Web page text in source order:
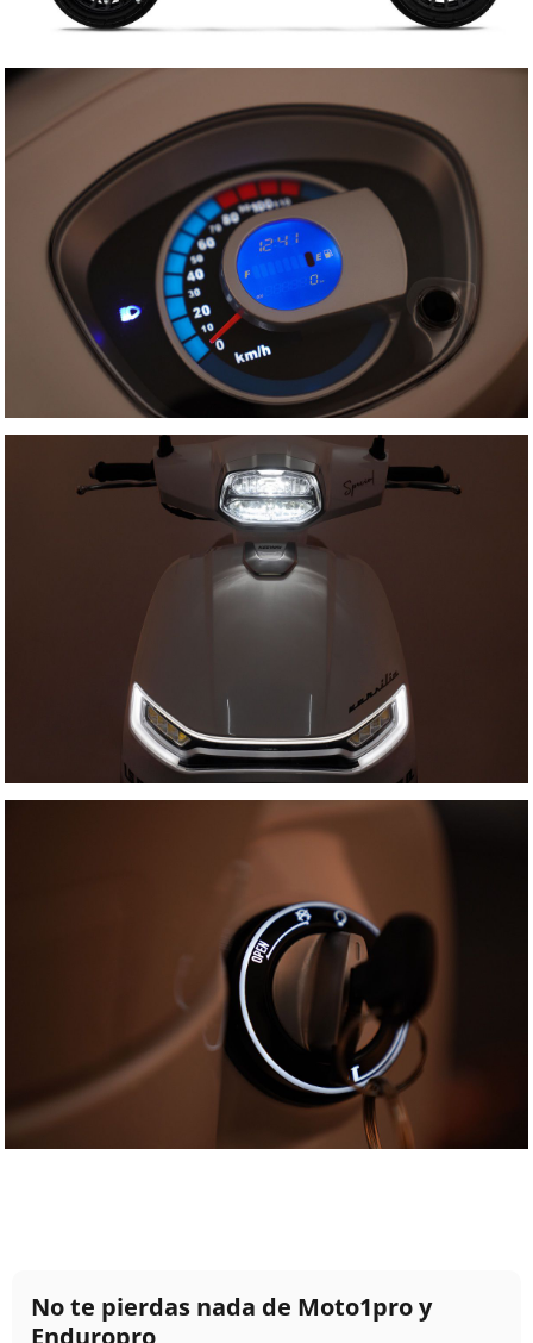
No te pierdas nada de Moto1pro y